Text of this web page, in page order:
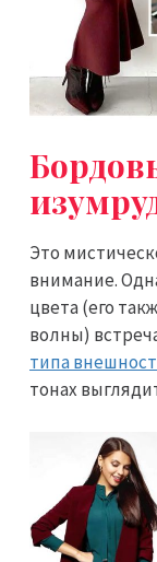
Это
внимание.
цвета (его
волны)
типа
тонах